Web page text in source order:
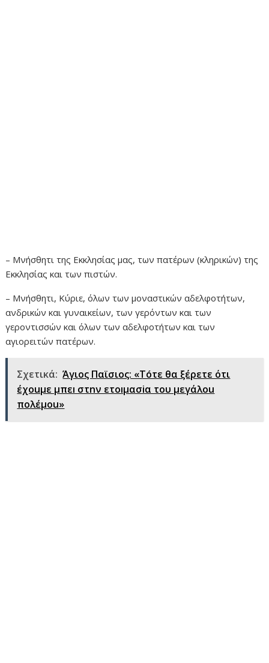
– Μνήσθητι της Εκκλησίας μας, των πατέρων (κληρικών) της
Εκκλησίας και των πιστών.
– Μνήσθητι, Κύριε, όλων των μοναστικών αδελφοτήτων,
ανδρικών και γυναικείων, των γερόντων και των
γεροντισσών και όλων των αδελφοτήτων και των
αγιορειτών πατέρων.
Σχετικά: Άγιος Παϊσιος: «Τóτε θα ξέρετε ότι
έχοuμε μπεı στnν ετοıμασiα του μεγάλou
πoλέμou»